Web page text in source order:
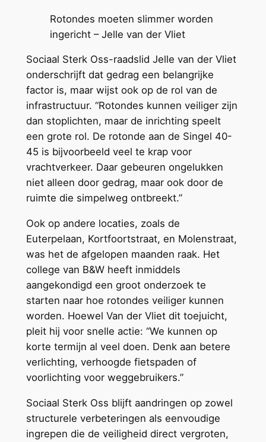
Rotondes moeten slimmer worden
ingericht – Jelle van der Vliet
Sociaal Sterk Oss-raadslid Jelle van der Vliet
onderschrijft dat gedrag een belangrijke
factor is, maar wijst ook op de rol van de
infrastructuur. “Rotondes kunnen veiliger zijn
dan stoplichten, maar de inrichting speelt
een grote rol. De rotonde aan de Singel 40-
45 is bijvoorbeeld veel te krap voor
vrachtverkeer. Daar gebeuren ongelukken
niet alleen door gedrag, maar ook door de
ruimte die simpelweg ontbreekt.”
Ook op andere locaties, zoals de
Euterpelaan, Kortfoortstraat, en Molenstraat,
was het de afgelopen maanden raak. Het
college van B&W heeft inmiddels
aangekondigd een groot onderzoek te
starten naar hoe rotondes veiliger kunnen
worden. Hoewel Van der Vliet dit toejuicht,
pleit hij voor snelle actie: “We kunnen op
korte termijn al veel doen. Denk aan betere
verlichting, verhoogde fietspaden of
voorlichting voor weggebruikers.”
Sociaal Sterk Oss blijft aandringen op zowel
structurele verbeteringen als eenvoudige
ingrepen die de veiligheid direct vergroten,